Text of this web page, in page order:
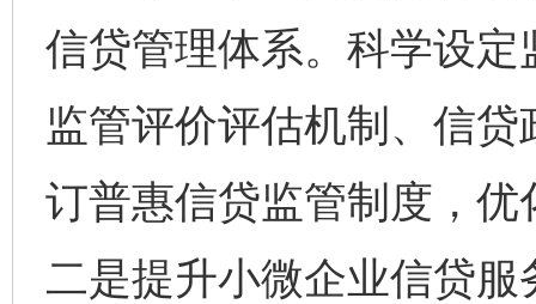
信贷管理体系。科学设
监管评价评估机制、信
订普惠信贷监管制度，
二是提升小微企业信贷